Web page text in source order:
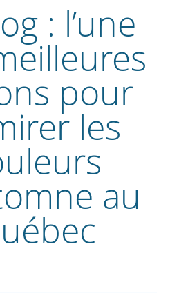
: l’une
pour
les
au